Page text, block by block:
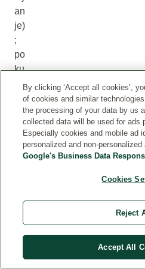
an
je)
;
po
ku
ša
jte
za
ža
By clicking ‘Accept all cookies’,
of cookies and similar
the processing of your data by us
collected data will be used for ads
Especially cookies and mobile ad
personalized and non-personalized
Google's Business Data
Cookies
Reject
Accept All